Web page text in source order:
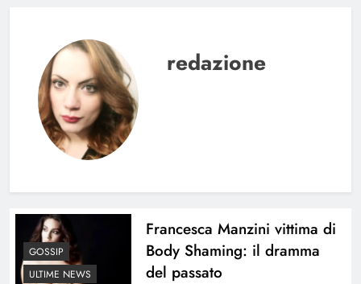
redazione
GOSSIP
ULTIME NEWS
Francesca Manzini vittima di
Body Shaming: il dramma
del passato